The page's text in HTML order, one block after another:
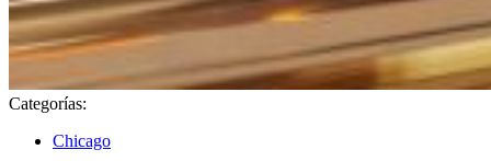
Categorías:
Chicago